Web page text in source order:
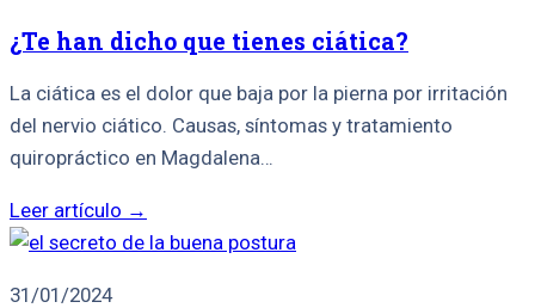
¿Te han dicho que tienes ciática?
La ciática es el dolor que baja por la pierna por irritación
del nervio ciático. Causas, síntomas y tratamiento
quiropráctico en Magdalena…
Leer artículo →
31/01/2024